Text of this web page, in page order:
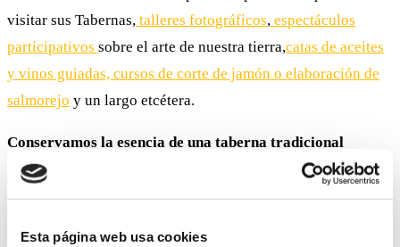
Esta página web usa cookies
visitar sus Tabernas, talleres fotográficos, espectáculos
participativos sobre el arte de nuestra tierra,catas de aceites
y vinos guiadas, cursos de corte de jamón o elaboración de
salmorejo y un largo etcétera.
Conservamos la esencia de una taberna tradicional
Centros de reunión de amigos y familiares en torno a una
tertulia va desde lo banal hasta lo transcendental, cuantas